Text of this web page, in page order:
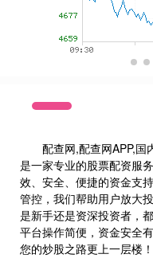
配查网,配查网APP,国
是一家专业的股票配资服
效、安全、便捷的资金支
管控，我们帮助用户放大
是新手还是资深投资者，
平台操作简便，资金安全
您的炒股之路更上一层楼！